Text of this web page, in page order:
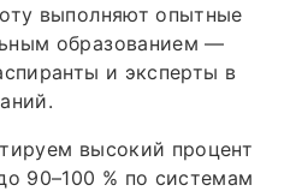
выполняют опытные
образованием —
и эксперты в
высокий процент
90–100 % по системам